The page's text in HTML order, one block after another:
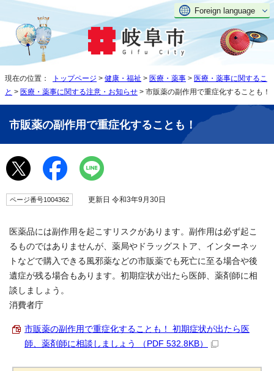
Foreign language
現在の位置： トップページ > 健康・福祉 > 医療・薬事 > 医療・薬事に関するこ
と > 医療・薬事に関する注意・お知らせ > 市販薬の副作用で重症化することも！
市販薬の副作用で重症化することも！
ページ番号1004362 更新日 令和3年9月30日
医薬品には副作用を起こすリスクがあります。副作用は必ず起こ
るものではありませんが、薬局やドラッグストア、インターネッ
トなどで購入できる風邪薬などの市販薬でも死亡に至る場合や後
遺症が残る場合もあります。初期症状が出たら医師、薬剤師に相
談しましょう。
消費者庁
市販薬の副作用で重症化することも！ 初期症状が出たら医
師、薬剤師に相談しましょう （PDF 532.8KB）